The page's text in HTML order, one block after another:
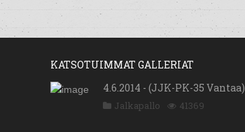
KATSOTUIMMAT GALLERIAT
4.6.2014 - (JJK-PK-35 Vantaa)
Jalkapallo 41369